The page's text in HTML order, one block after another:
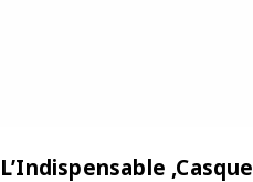
L’Indispensable